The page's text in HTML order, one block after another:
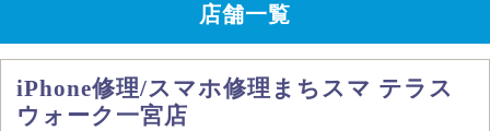
店舗一覧
iPhone修理/スマホ修理まちスマ テラス
ウォーク一宮店